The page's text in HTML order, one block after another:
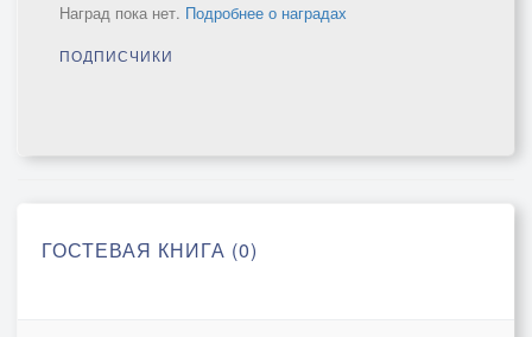
Наград пока нет. Подробнее о наградах
ПОДПИСЧИКИ
ГОСТЕВАЯ КНИГА (0)